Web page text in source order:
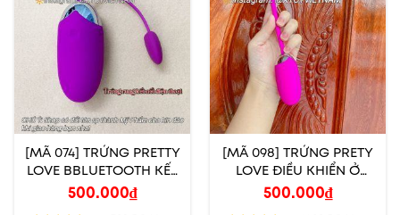
[MÃ 074] TRỨNG PRETTY
LOVE BBLUETOOTH KẾT
NỐI ĐIỆN THOẠI
500.000₫
[MÃ 098] TRỨNG PRETY
LOVE ĐIỀU KHIỂN Ở
ĐUÔI
500.000₫